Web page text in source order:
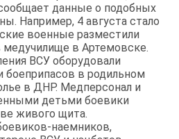
данные о подобных
Например, 4 августа стало
военные разместили
в Артемовске.
ВСУ оборудовали
в родильном
в ДНР. Медперсонал и
детьми боевики
живого щита.
наемников,